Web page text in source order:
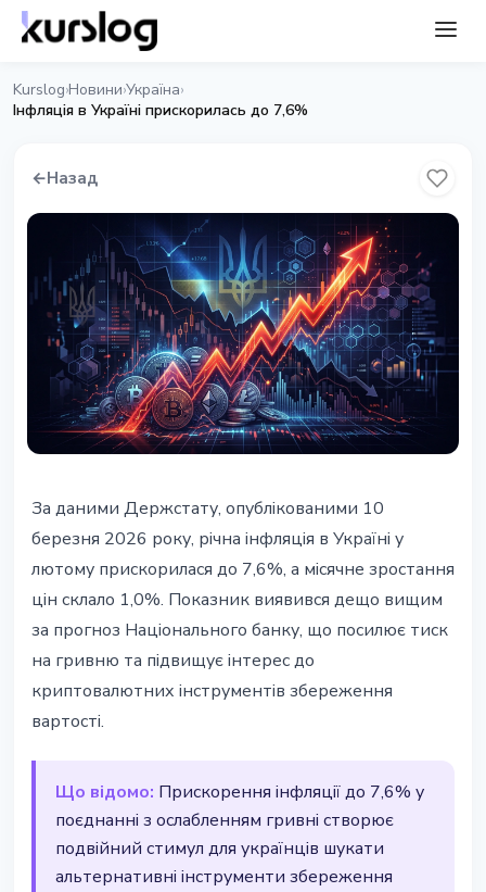
Kurslog›Новини›Україна›
Інфляція в Україні прискорилась до 7,6%
←Назад
Інфляція в Україні прискорилась
до 7,6% - тиск на гривню зростає
13 березня 2026 р.2 хв читання
Наталія Дорофєєва
За даними Держстату, опублікованими 10
березня 2026 року, річна інфляція в Україні у
лютому прискорилася до 7,6%, а місячне зростання
цін склало 1,0%. Показник виявився дещо вищим
за прогноз Національного банку, що посилює тиск
на гривню та підвищує інтерес до
криптовалютних інструментів збереження
вартості.
Що відомо: Прискорення інфляції до 7,6% у
поєднанні з ослабленням гривні створює
подвійний стимул для українців шукати
альтернативні інструменти збереження